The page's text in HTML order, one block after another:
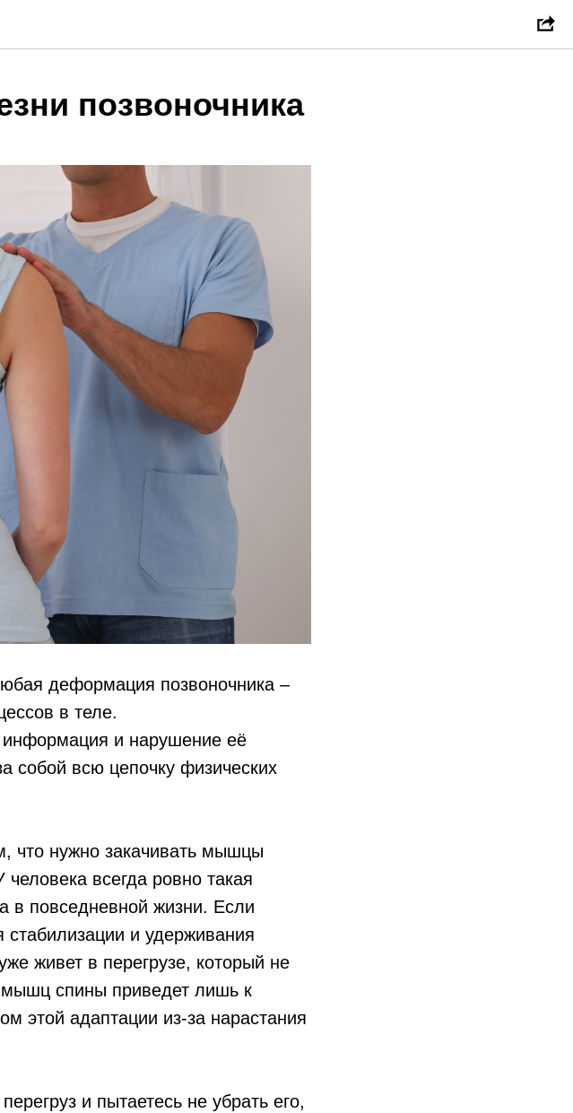
позвоночника
деформация позвоночника –
в теле.
и нарушение её
собой всю цепочку физических
что нужно закачивать мышцы
всегда ровно такая
в повседневной жизни. Если
и удерживания
живет в перегрузе, который не
мышц спины приведет лишь к
этой адаптации из-за нарастания
и пытаетесь не убрать его,